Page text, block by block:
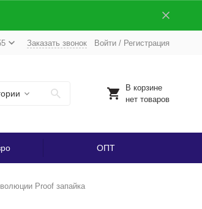
Заказать звонок Войти/ Регистрация
В корзине
нет товаров
ОПТ
Proof запайка